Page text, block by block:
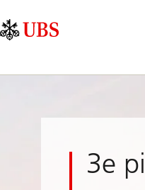
Area
principale
3e